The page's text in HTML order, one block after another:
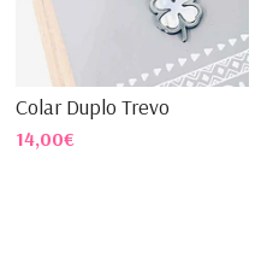
Colar Duplo Trevo
14,00€